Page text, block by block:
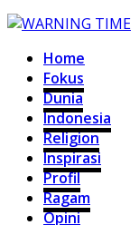
Home
Fokus
Dunia
Indonesia
Religion
Inspirasi
Profil
Ragam
Opini